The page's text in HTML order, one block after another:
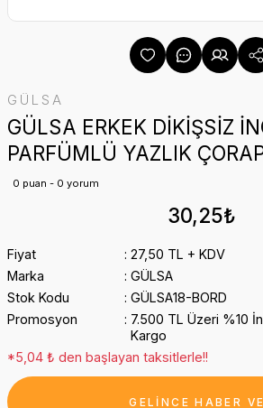
GÜLSA
GÜLSA ERKEK DİKİŞSİZ
PARFÜMLÜ YAZLIK
0 puan - 0 yorum
30,25₺
Fiyat
27,50 TL + KDV
Marka
GÜLSA
Stok Kodu
GÜLSA18-BORD
Promosyon
7.500 TL Üzeri %10
Kargo
*5,04 ₺ den başlayan taksitlerle!!
GELİNCE HABER